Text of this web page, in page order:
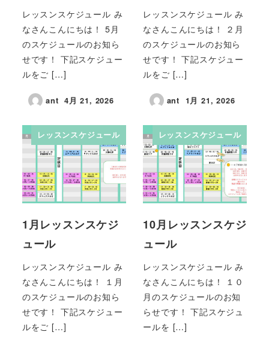
レッスンスケジュール み
なさんこんにちは！ 5月
のスケジュールのお知ら
せです！ 下記スケジュー
ルをご […]
ant 4月 21, 2026
レッスンスケジュール み
なさんこんにちは！ ２月
のスケジュールのお知ら
せです！ 下記スケジュー
ルをご […]
ant 1月 21, 2026
レッスンスケジュール
1月レッスンスケジ
ュール
レッスンスケジュール み
なさんこんにちは！ １月
のスケジュールのお知ら
せです！ 下記スケジュー
ルをご […]
レッスンスケジュール
10月レッスンスケジ
ュール
レッスンスケジュール み
なさんこんにちは！ １０
月のスケジュールのお知
らせです！ 下記スケジュ
ールを […]